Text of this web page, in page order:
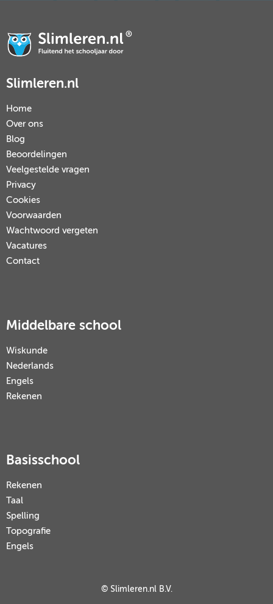
Slimleren.nl
Home
Over ons
Blog
Beoordelingen
Veelgestelde vragen
Privacy
Cookies
Voorwaarden
Wachtwoord vergeten
Vacatures
Contact
Middelbare school
Wiskunde
Nederlands
Engels
Rekenen
Basisschool
Rekenen
Taal
Spelling
Topografie
Engels
© Slimleren.nl B.V.